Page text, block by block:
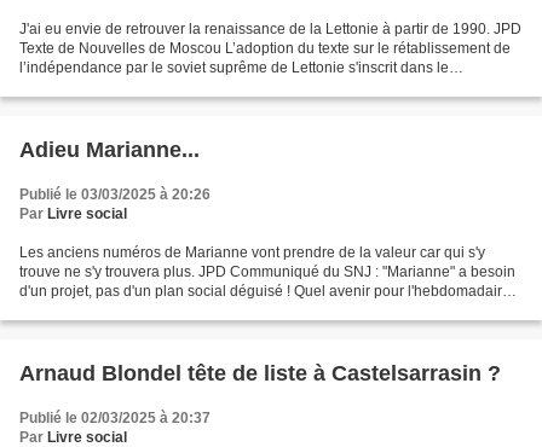
J'ai eu envie de retrouver la renaissance de la Lettonie à partir de 1990. JPD
Texte de Nouvelles de Moscou L’adoption du texte sur le rétablissement de
l’indépendance par le soviet suprême de Lettonie s'inscrit dans le
Adieu Marianne...
Publié le 03/03/2025 à 20:26
Par Livre social
Les anciens numéros de Marianne vont prendre de la valeur car qui s'y
trouve ne s'y trouvera plus. JPD Communiqué du SNJ : "Marianne" a besoin
d'un projet, pas d'un plan social déguisé ! Quel avenir pour l'hebdomadaire
Arnaud Blondel tête de liste à Castelsarrasin ?
Publié le 02/03/2025 à 20:37
Par Livre social